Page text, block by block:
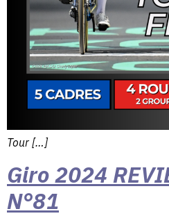
Tour […]
Giro 2024
N°81